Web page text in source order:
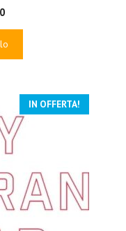
Il
prezzo
attuale
IN OFFERTA!